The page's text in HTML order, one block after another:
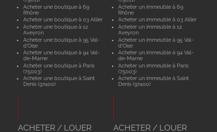
Acheter une boutique à 69
Rhône
Acheter une boutique à 03 Allier
Acheter une boutique à 12
Aveyron
Acheter une boutique à 95 Val-
d'Oise
Acheter une boutique à 94 Val-
de-Marne
Acheter une boutique à Paris
(75003)
Acheter une boutique à Saint
Denis (97400)
Acheter un immeuble à 69
Rhône
Acheter un immeuble à 03 Allier
Acheter un immeuble à 12
Aveyron
Acheter un immeuble à 95 Val-
d'Oise
Acheter un immeuble à 94 Val-
de-Marne
Acheter un immeuble à Paris
(75003)
Acheter un immeuble à Saint
Denis (97400)
ACHETER / LOUER
ACHETER / LOUER